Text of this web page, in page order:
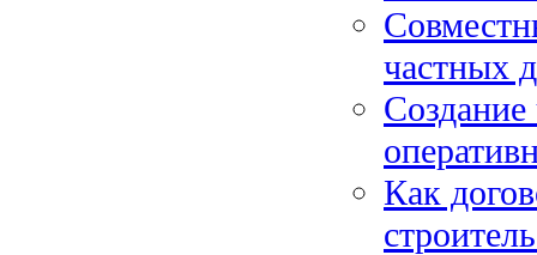
частных
Как